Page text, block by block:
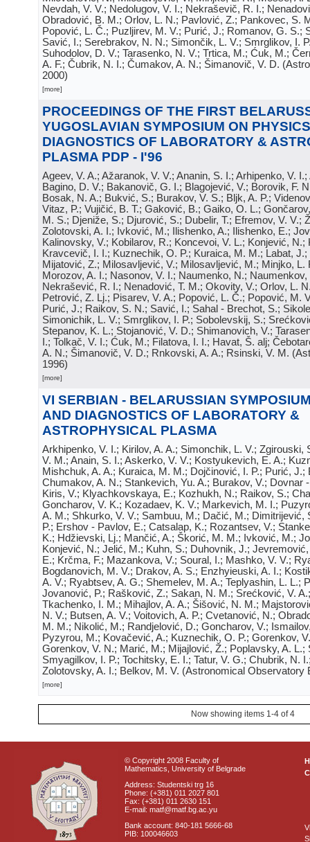
Nevdah, V. V.; Nedolugov, V. I.; Nekraševič, R. I.;
Obradović, B. M.; Orlov, L. N.; Pavlović, Z.; Pankovec, S.
Popović, L. Č.; Puzljirev, M. V.; Purić, J.; Romanov, G. S.;
Savić, I.; Serebrakov, N. N.; Simončik, L. V.; Smrglikov, I.
Suhodolov, D. V.; Tarasenko, N. V.; Trtica, M.; Ćuk, M.;
A. F.; Čubrik, N. I.; Čumakov, A. N.; Šimanovič, V. D. (
2000)
[more]
PROCEEDINGS OF THE FIRST
YUGOSLAVIAN SYMPOSIUM ON
DIAGNOSTICS OF LABORATORY &
PLASMA PDP - I'96
Ageev, V. A.; Ažaranok, V. V.; Ananin, S. I.; Arhipenko, V.
Bagino, D. V.; Bakanovič, G. I.; Blagojević, V.; Borovik, F.
Bosak, N. A.; Bukvić, S.; Burakov, V. S.; Bljk, A. P.;
Vitaz, P.; Vujičić, B. T.; Gaković, B.; Gaiko, O. L.;
M. S.; Djeniže, S.; Djurović, S.; Dubelir, T.; Efremov, V. V.;
Zolotovski, A. I.; Ivković, M.; Ilishenko, A.; Ilishenko, E.;
Kalinovsky, V.; Kobilarov, R.; Koncevoi, V. L.; Konjević, N.;
Kravcevič, I. I.; Kuznechik, O. P.; Kuraica, M. M.; Labat,
Mijatović, Z.; Milosavljević, V.; Milosavljević, M.; Minjko, L.
Morozov, A. I.; Nasonov, V. I.; Naumenko, N.; Naumenkov,
Nekrašević, R. I.; Nenadović, T. M.; Okovity, V.; Orlov, L.
Petrović, Z. Lj.; Pisarev, V. A.; Popović, L. Č.; Popović, M.
Purić, J.; Raikov, S. N.; Savić, I.; Sahal - Brechot, S.;
Simonichik, L. V.; Smrglikov, I. P.; Sobolevskij, S.;
Stepanov, K. L.; Stojanović, V. D.; Shimanovich, V.;
I.; Tolkač, V. I.; Ćuk, M.; Filatova, I. I.; Havat, Š. alj;
A. N.; Šimanovič, V. D.; Rnkovski, A. A.; Rsinski, V. M. (
1996)
[more]
VI SERBIAN - BELARUSSIAN
AND DIAGNOSTICS OF LABORATORY &
ASTROPHYSICAL PLASMA
Arkhipenko, V. I.; Kirilov, A. A.; Simonchik, L. V.; Zgirouski,
V. M.; Anain, S. I.; Askerko, V. V.; Kostyukevich, E. A.;
Mishchuk, A. A.; Kuraica, M. M.; Dojčinović, I. P.; Purić, J.;
Chumakov, A. N.; Stankevich, Yu. A.; Burakov, V.; Dovnar
Kiris, V.; Klyachkovskaya, E.; Kozhukh, N.; Raikov, S.;
Goncharov, V. K.; Kozadaev, K. V.; Markevich, M. I.;
A. M.; Shkurko, V. V.; Sambuu, M.; Dačić, M.; Dimitrijević,
P.; Ershov - Pavlov, E.; Catsalap, K.; Rozantsev, V.;
K.; Hdžievski, Lj.; Mančić, A.; Škorić, M. M.; Ivković, M.;
Konjević, N.; Jelić, M.; Kuhn, S.; Duhovnik, J.;
E.; Krčma, F.; Mazankova, V.; Soural, I.; Mashko, V. V.;
Bogdanovich, M. V.; Drakov, A. S.; Enzhyieuski, A. I.;
A. V.; Ryabtsev, A. G.; Shemelev, M. A.; Teplyashin, L. L.;
Jovanović, P.; Rašković, Z.; Sakan, N. M.; Srećković, V.
Tkachenko, I. M.; Mihajlov, A. A.; Šišović, N. M.;
N. V.; Butsen, A. V.; Voitovich, A. P.; Cvetanović, N.;
M. M.; Nikolić, M.; Randjelović, D.; Goncharov, V.;
Pyzyrou, M.; Kovačević, A.; Kuznechik, O. P.; Gorenkov,
Gorenkov, V. N.; Marić, M.; Mijajlović, Ž.; Poplavsky, A. L.;
Smyagilkov, I. P.; Tochitsky, E. I.; Tatur, V. G.; Chubrik, N.
Zolotovsky, A. I.; Belkov, M. V. (Astronomical Observatory
[more]
Now showing items 1-4 of 4
© Copyright 2008 Faculty of
Mathematics, University of Belgrade
Address: Studentski trg 16
Phone: (+381) 011 2027 801
Fax: (+381) 011 2630 151
E-mail: matf@matf.bg.ac.yu
Bank account: 840-181 5666-68
PIB: 100046603